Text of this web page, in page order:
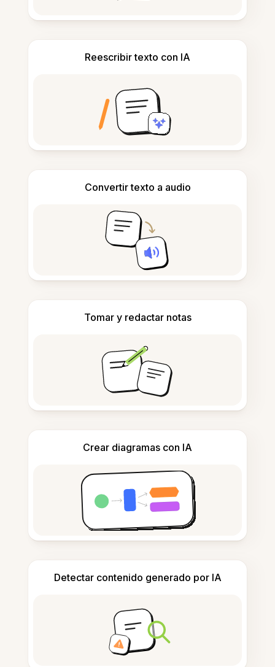
Reescribir texto con IA
Convertir texto a audio
Tomar y redactar notas
Crear diagramas con IA
Detectar contenido generado por IA